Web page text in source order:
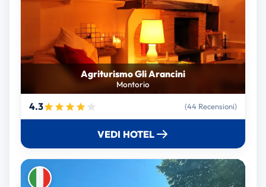
Agriturismo Gli Arancini
Montorio
4.3 (44 Recensioni)
VEDI HOTEL